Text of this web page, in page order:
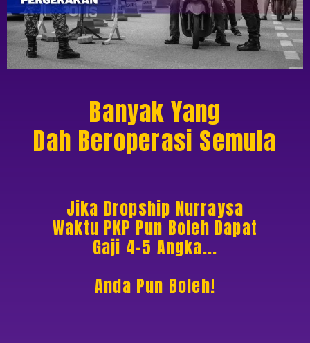
Banyak Yang
Dah Beroperasi Semula
Jika Dropship Nurraysa
Waktu PKP Pun Boleh Dapat
Gaji 4-5 Angka...
Anda Pun Boleh!